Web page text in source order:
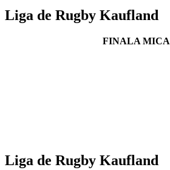
Liga de Rugby Kaufland
FINALA MICA
Liga de Rugby Kaufland